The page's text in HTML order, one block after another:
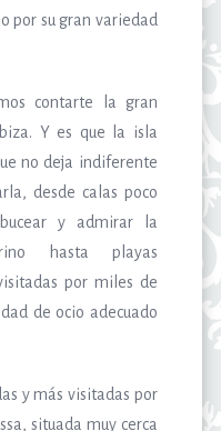
por su gran variedad
contarte la gran
Y es que la isla
no deja indiferente
desde calas poco
y admirar la
hasta playas
por miles de
de ocio adecuado
y más visitadas por
situada muy cerca